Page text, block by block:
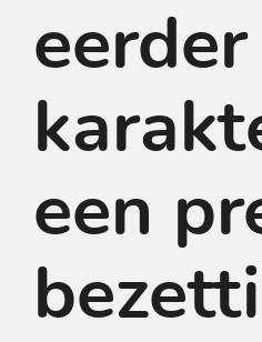
een